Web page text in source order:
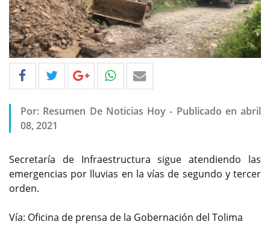
Por: Resumen De Noticias Hoy - Publicado en abril
08, 2021
Secretaría de Infraestructura sigue atendiendo las
emergencias por lluvias en la vías de segundo y tercer
orden.
Vía: Oficina de prensa de la Gobernación del Tolima